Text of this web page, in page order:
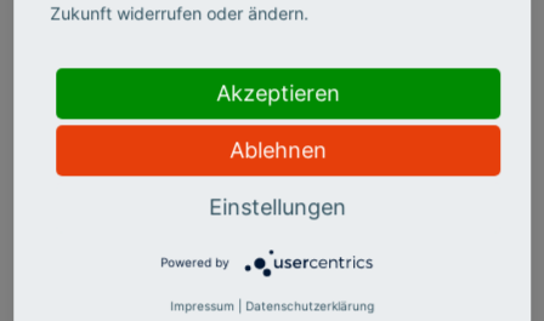
Neben den Studienergebnissen ging es auch um die
in die Engagement-Praxis des Autobauers und berichtete
darüber, wie sich BMW auch ein Jahr nach Kriegsausbruch
engagiert.
Die Studie ist ein Gemeinschaftsprojekt von PHINEO gAG
und ZiviZ im Stifterverband.
Zukunft widerrufen oder ändern.
Akzeptieren
Ablehnen
Einstellungen
Powered by
Impressum Datenschutzerklärung